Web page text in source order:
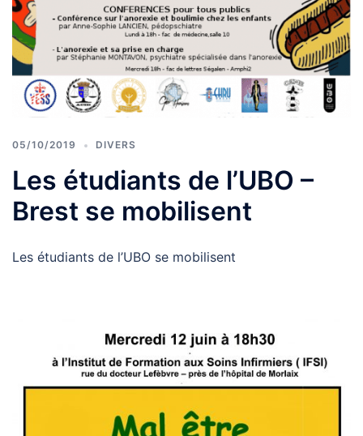
05/10/2019 DIVERS
Les étudiants de l’UBO –
Brest se mobilisent
Les étudiants de l’UBO se mobilisent